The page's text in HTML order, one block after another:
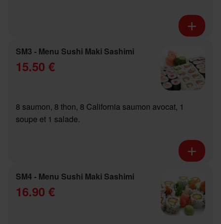
SM3 - Menu Sushi Maki Sashimi
15.50 €
8 saumon, 8 thon, 8 California saumon avocat, 1
soupe et 1 salade.
SM4 - Menu Sushi Maki Sashimi
16.90 €